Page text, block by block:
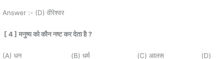
Answer :- (D) वीरेश्वर
[ 4 ] मनुष्य को कौन नष्ट कर देता है?
(A) धन (B) धर्म (C) आलस (D)